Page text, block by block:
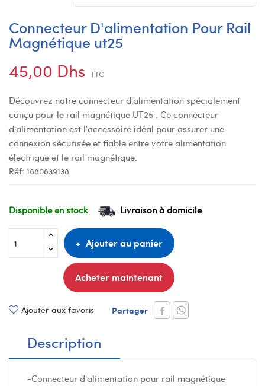
Connecteur D'alimentation Pour Rail
Magnétique ut25
45,00 Dhs TTC
Découvrez notre connecteur d'alimentation spécialement
conçu pour le rail magnétique UT25 . Ce connecteur
d'alimentation est l'accessoire idéal pour assurer une
connexion sécurisée et fiable entre votre alimentation
électrique et le rail magnétique.
Réf: 1880839138
Disponible en stock Livraison à domicile
Ajouter au panier
Acheter maintenant
Ajouter aux favoris Partager
Description
-Connecteur d'alimentation pour rail magnétique